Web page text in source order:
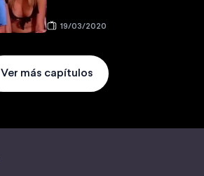
19/03/2020
Ver más capítulos